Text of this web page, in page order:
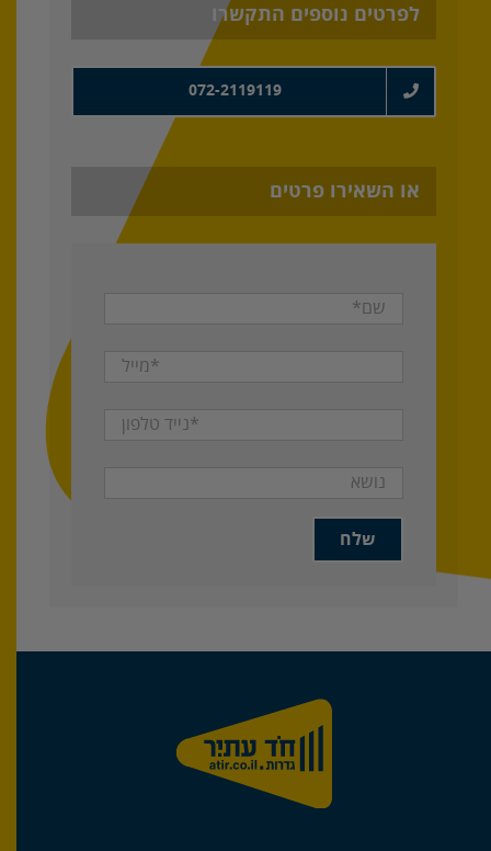
לפרטים נוספים התקשרו
072-2119119
או השאירו פרטים